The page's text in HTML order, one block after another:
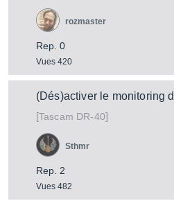
Rep. 0
Vues 420
rozmaster
(Dés)activer le monitoring
[Tascam DR-40]
Rep. 2
Vues 482
Sthmr